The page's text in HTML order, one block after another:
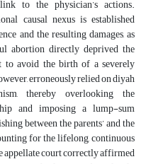
to the physician’s actions.
causal nexus is established
and the resulting damages, as
abortion directly deprived the
avoid the birth of a severely
erroneously relied on diyah
thereby overlooking the
and imposing a lump-sum
between the parents’ and the
for the lifelong, continuous
appellate court correctly affirmed